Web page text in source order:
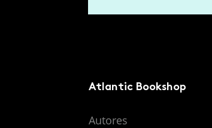
Atlantic Bookshop
Autores